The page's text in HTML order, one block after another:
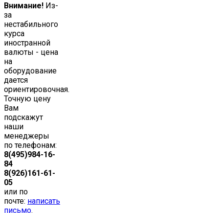
Внимание! Из-
за
нестабильного
курса
иностранной
валюты - цена
на
оборудование
дается
ориентировочная.
Точную цену
Вам
подскажут
наши
менеджеры
по телефонам:
8(495)984-16-
84
8(926)161-61-
05
или по
почте: написать
письмо.